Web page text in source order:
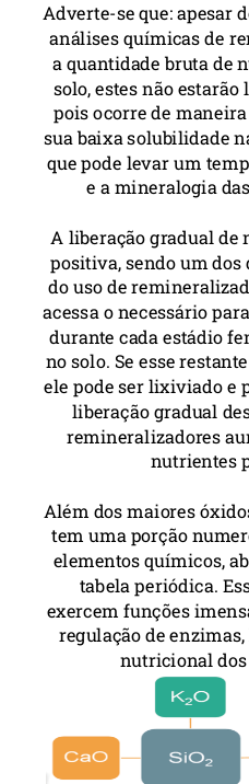
Adverte-se que: apesar
análises químicas de
a quantidade bruta de
solo, estes não
pois ocorre de
sua baixa solubilidade
que pode levar um
e a mineralogia
A liberação gradual de
positiva, sendo um
do uso de
acessa o necessário
durante cada estádio
no solo. Se esse
ele pode ser lixiviado e
liberação gradual
remineralizadores
nutrientes
Além dos maiores
tem uma porção
elementos químicos,
tabela periódica.
exercem funções
regulação de
nutricional